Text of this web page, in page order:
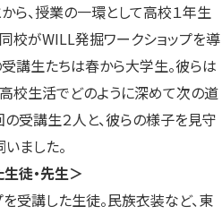
ら、授業の一環として高校１年生
校がWILL発掘ワークショップを導
講生たちは春から大学生。彼らは
校生活でどのように深めて次の道
受講生２人と、彼らの様子を見守
ました。
徒・先生＞
を受講した生徒。民族衣装など、東